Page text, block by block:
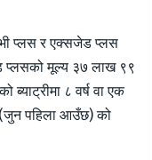
प्लस र एक्सजेड प्लस
प्लसको मूल्य ३७ लाख ९९
८ वर्ष वा एक
(जुन पहिला आउँछ) को